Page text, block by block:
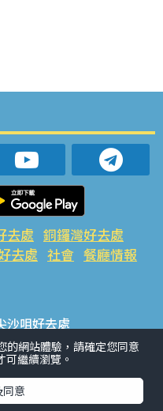
去處 銅鑼灣好去處
去處 社會 餐廳情報
沙咀好去處
去處 旺角好去處 社會
網站體驗，請確定您同意
可繼續瀏覽。
意